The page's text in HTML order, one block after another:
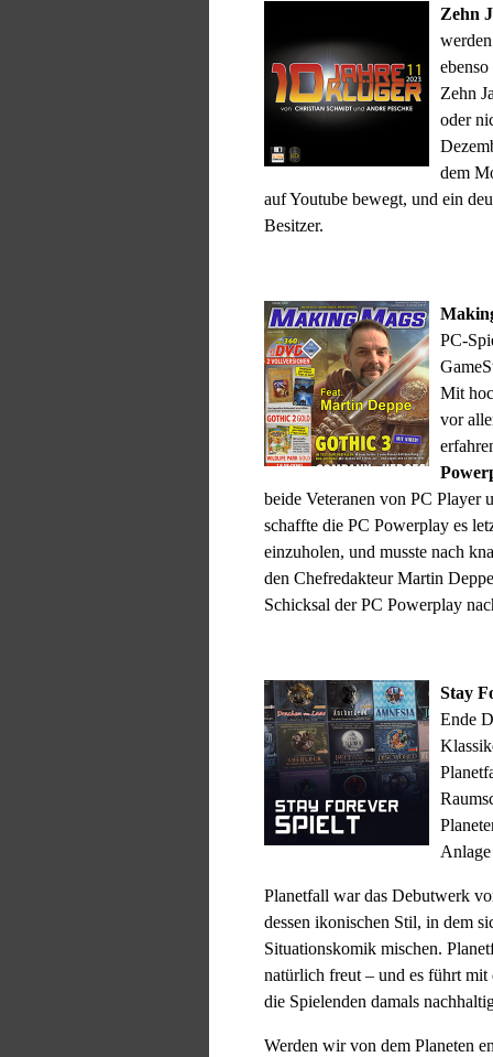
Zehn
Zehn
oder
dem
auf Youtube bewegt, und ein
Besitzer.
PC-
Mit
vor
beide Veteranen von PC Player
schaffte die PC Powerplay es
einzuholen, und musste nach
den Chefredakteur Martin
Schicksal der PC Powerplay
Stay
Ende
Planetfall war das Debutwerk
dessen ikonischen Stil, in dem
Situationskomik mischen.
natürlich freut – und es führt
die Spielenden damals
Werden wir von dem Planeten